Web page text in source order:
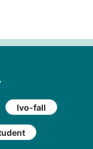
Ivo-fall